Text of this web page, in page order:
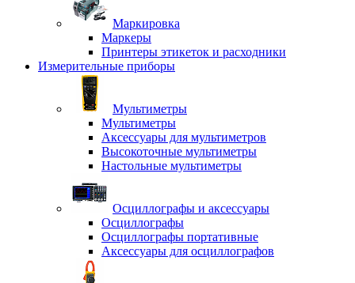
Маркировка
Маркеры
Принтеры этикеток и расходники
Измерительные приборы
Мультиметры
Мультиметры
Аксессуары для мультиметров
Высокоточные мультиметры
Настольные мультиметры
Осциллографы и аксессуары
Осциллографы
Осциллографы портативные
Аксессуары для осциллографов